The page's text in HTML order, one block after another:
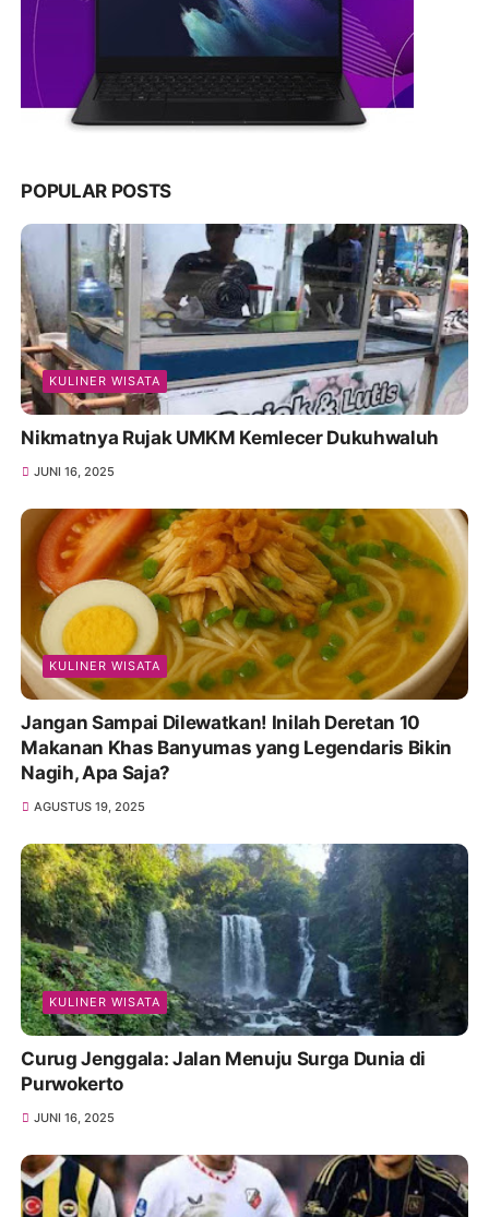
POPULAR POSTS
KULINER WISATA
Nikmatnya Rujak UMKM Kemlecer Dukuhwaluh
JUNI 16, 2025
KULINER WISATA
Jangan Sampai Dilewatkan! Inilah Deretan 10
Makanan Khas Banyumas yang Legendaris Bikin
Nagih, Apa Saja?
AGUSTUS 19, 2025
KULINER WISATA
Curug Jenggala: Jalan Menuju Surga Dunia di
Purwokerto
JUNI 16, 2025